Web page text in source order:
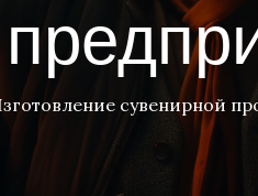
сувенирной